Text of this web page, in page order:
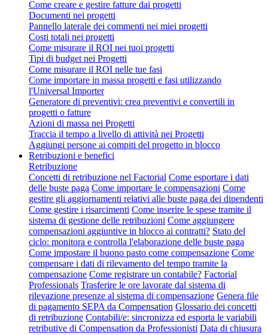
Come creare e gestire fatture dai progetti
Documenti nei progetti
Pannello laterale dei commenti nei miei progetti
Costi totali nei progetti
Come misurare il ROI nei tuoi progetti
Tipi di budget nei Progetti
Come misurare il ROI nelle tue fasi
Come importare in massa progetti e fasi utilizzando
l'Universal Importer
Generatore di preventivi: crea preventivi e convertili in
progetti o fatture
Azioni di massa nei Progetti
Traccia il tempo a livello di attività nei Progetti
Aggiungi persone ai compiti del progetto in blocco
Retribuzioni e benefici
Retribuzione
Concetti di retribuzione nel Factorial Come esportare i dati
delle buste paga Come importare le compensazioni Come
gestire gli aggiornamenti relativi alle buste paga dei dipendenti
Come gestire i risarcimenti Come inserire le spese tramite il
sistema di gestione delle retribuzioni Come aggiungere
compensazioni aggiuntive in blocco ai contratti? Stato del
ciclo: monitora e controlla l'elaborazione delle buste paga
Come impostare il buono pasto come compensazione Come
compensare i dati di rilevamento del tempo tramite la
compensazione Come registrare un contabile? Factorial
Professionals Trasferire le ore lavorate dal sistema di
rilevazione presenze al sistema di compensazione Genera file
di pagamento SEPA da Compensation Glossario dei concetti
di retribuzione Contabili/e: sincronizza ed esporta le variabili
retributive di Compensation da Professionisti Data di chiusura